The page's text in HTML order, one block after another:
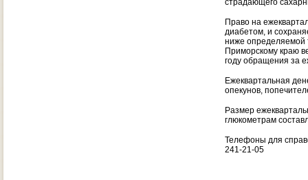
страдающего
Право на
диабетом, и
ниже определяемой
Приморскому краю
году обращения за
Ежеквартальная
опекунов,
Размер
глюкометрам
Телефоны для
241-21-05